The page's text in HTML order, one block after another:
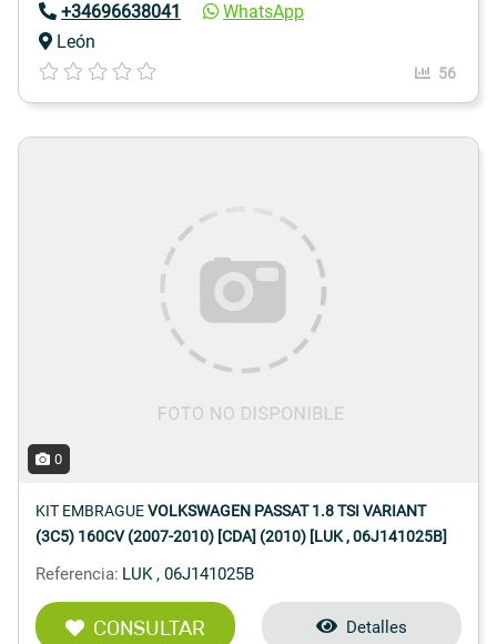
+34696638041
WhatsApp
León
56
0
KIT EMBRAGUEVOLKSWAGEN PASSAT 1.8 TSI VARIANT
(3C5) 160CV (2007-2010) [CDA] (2010) [LUK , 06J141025B]
Referencia: LUK , 06J141025B
CONSULTAR Detalles